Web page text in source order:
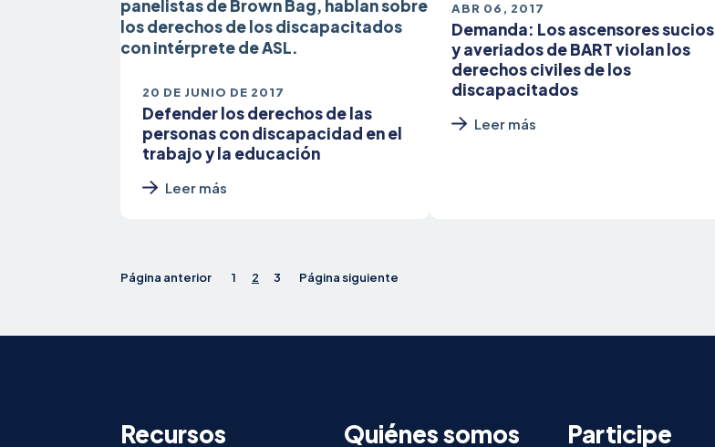
20 DE JUNIO DE 2017
Defender los derechos de las
personas con discapacidad en el
trabajo y la educación
Leer más
ABR 06, 2017
Demanda: Los ascensores sucios
y averiados de BART violan los
derechos civiles de los
discapacitados
Leer más
Página anterior 1 2 3 Página siguiente
Recursos Quiénes somos Participe